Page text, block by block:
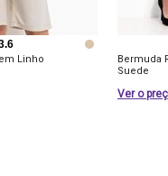
Linho
Bermuda
Suede
Ver o